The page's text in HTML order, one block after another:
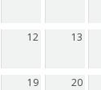
12 13
19 20